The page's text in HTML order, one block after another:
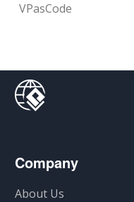
VPasCode
Company
About Us